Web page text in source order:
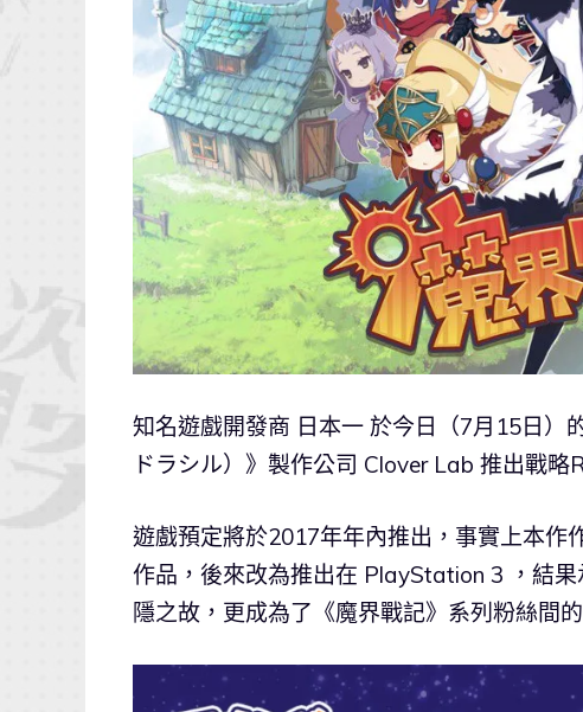
知名遊戲開發商 日本一 於今日（7月15日）
ドラシル）》製作公司 Clover Lab 推出戰略
遊戲預定將於2017年年內推出，事實上本作
作品，後來改為推出在 PlayStation 3 ，結
隱之故，更成為了《魔界戰記》系列粉絲間